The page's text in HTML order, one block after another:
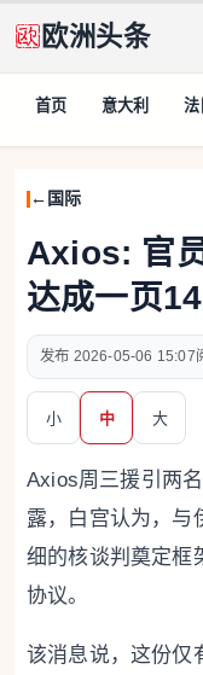
欧洲头条
首页 意大利 法
国际
Axios: 官
达成一页
2026-05-06 15:07
小 中 大
Axios周三援引两
露，白宫认为，与
细的核谈判奠定框
协议。
该消息说，这份仅